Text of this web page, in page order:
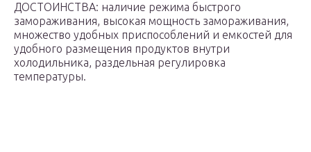
ДОСТОИНСТВА: наличие режима быстрого
замораживания, высокая мощность замораживания,
множество удобных приспособлений и емкостей для
удобного размещения продуктов внутри
холодильника, раздельная регулировка
температуры.